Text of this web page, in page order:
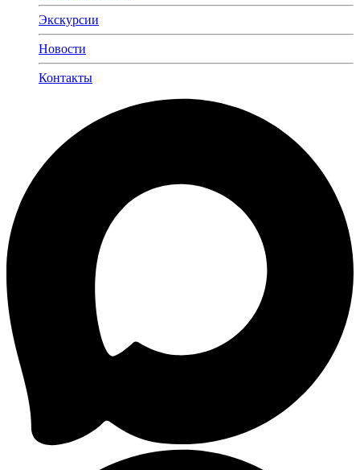
Экскурсии
Новости
Контакты